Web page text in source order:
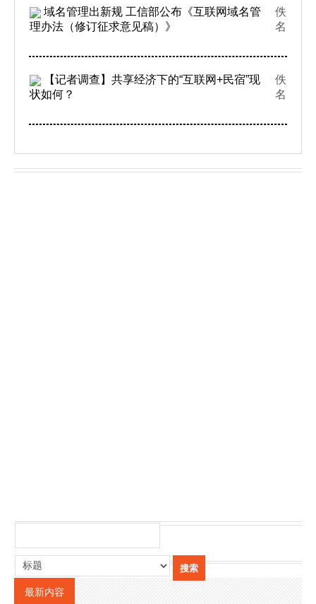
域名管理出新规 工信部公布《互联网域名管
理办法（修订征求意见稿）》
佚
名
【记者调查】共享经济下的“互联网+民宿”现
状如何？
佚
名
最新内容